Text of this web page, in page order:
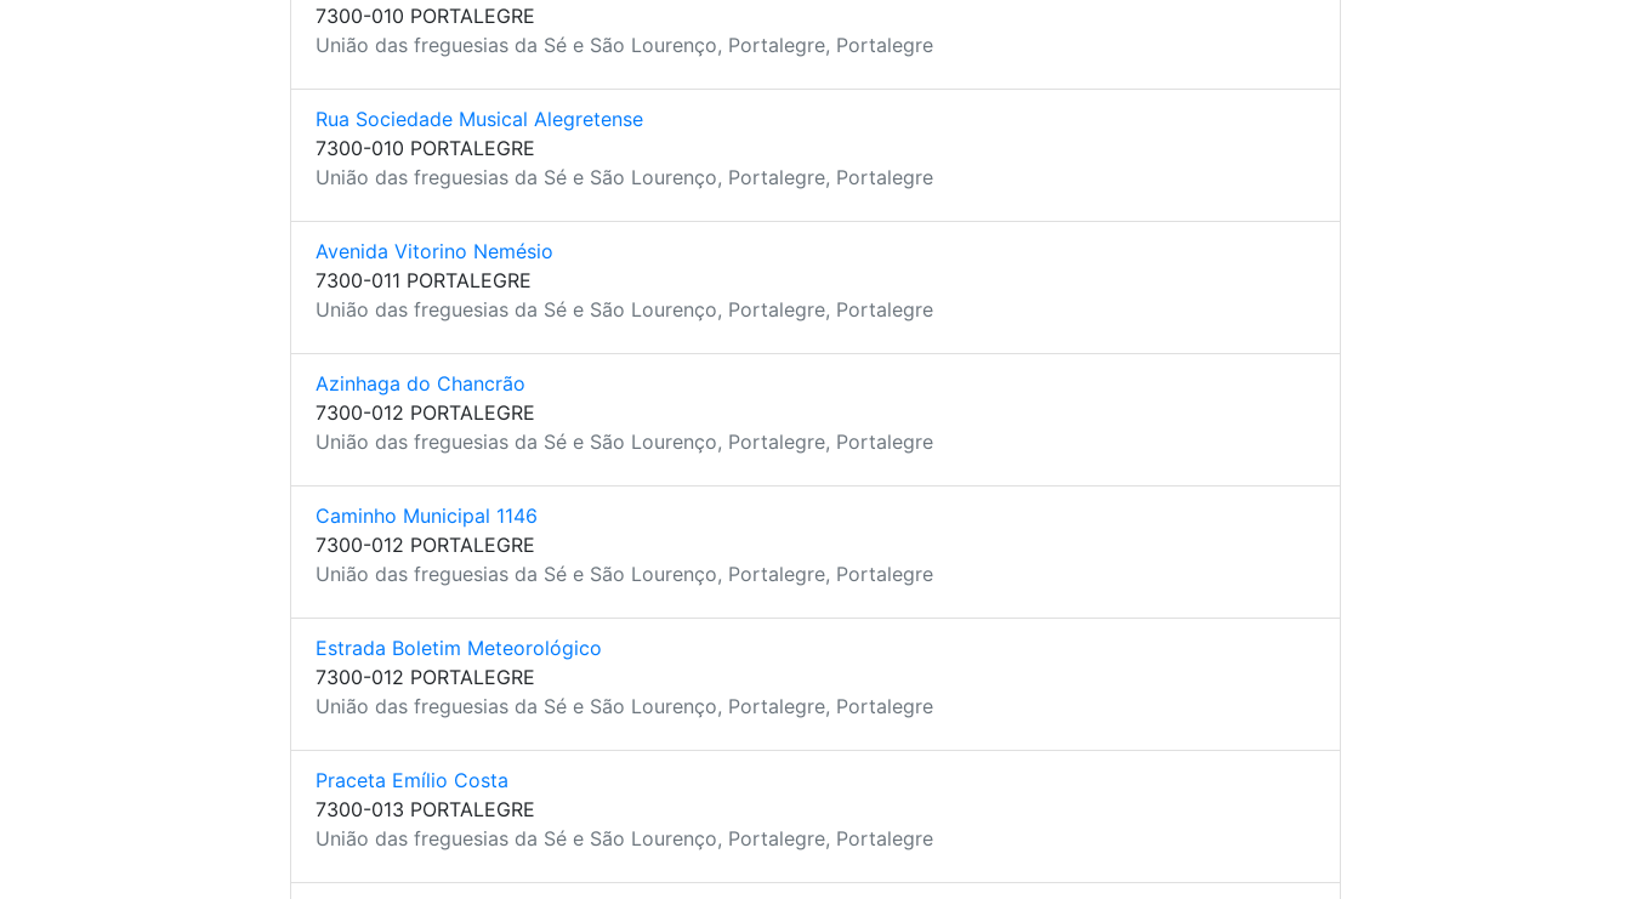
7300-010 PORTALEGRE
União das freguesias da Sé e São Lourenço, Portalegre, Portalegre
Rua Sociedade Musical Alegretense
7300-010 PORTALEGRE
União das freguesias da Sé e São Lourenço, Portalegre, Portalegre
Avenida Vitorino Nemésio
7300-011 PORTALEGRE
União das freguesias da Sé e São Lourenço, Portalegre, Portalegre
Azinhaga do Chancrão
7300-012 PORTALEGRE
União das freguesias da Sé e São Lourenço, Portalegre, Portalegre
Caminho Municipal 1146
7300-012 PORTALEGRE
União das freguesias da Sé e São Lourenço, Portalegre, Portalegre
Estrada Boletim Meteorológico
7300-012 PORTALEGRE
União das freguesias da Sé e São Lourenço, Portalegre, Portalegre
Praceta Emílio Costa
7300-013 PORTALEGRE
União das freguesias da Sé e São Lourenço, Portalegre, Portalegre